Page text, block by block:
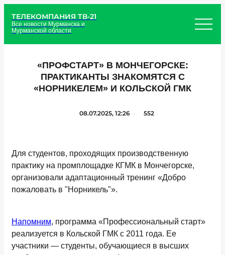
ТЕЛЕКОМПАНИЯ ТВ-21
Все новости Мурманска и
Мурманской области
«ПРОФСТАРТ» В МОНЧЕГОРСКЕ:
ПРАКТИКАНТЫ ЗНАКОМЯТСЯ С
«НОРНИКЕЛЕМ» И КОЛЬСКОЙ ГМК
08.07.2025, 12:26 552
Для студентов, проходящих производственную
практику на промплощадке КГМК в Мончегорске,
организовали адаптационный тренинг «Добро
пожаловать в "Норникель"».
Напомним, программа «Профессиональный старт»
реализуется в Кольской ГМК с 2011 года. Ее
участники — студенты, обучающиеся в высших